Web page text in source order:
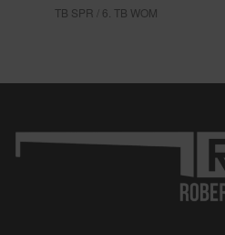
TB SPR / 6. TB WOM